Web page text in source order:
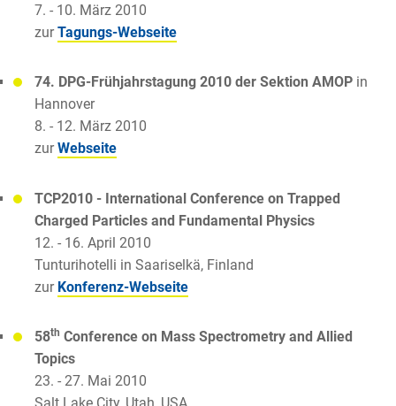
7. - 10. März 2010
zurTagungs-Webseite
74. DPG-Frühjahrstagung 2010 der Sektion AMOP in
Hannover
8. - 12. März 2010
zurWebseite
TCP2010 - International Conference on Trapped
Charged Particles and Fundamental Physics
12. - 16. April 2010
Tunturihotelli in Saariselkä, Finland
zur Konferenz-Webseite
58th Conference on Mass Spectrometry and Allied
Topics
23. - 27. Mai 2010